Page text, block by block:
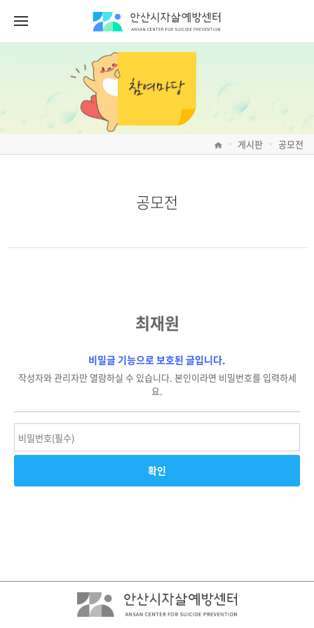
> 게시판 > 공모전
공모전
최재원
비밀글 기능으로 보호된 글입니다.
작성자와 관리자만 열람하실 수 있습니다. 본인이라면 비밀번호를 입력하세
요.